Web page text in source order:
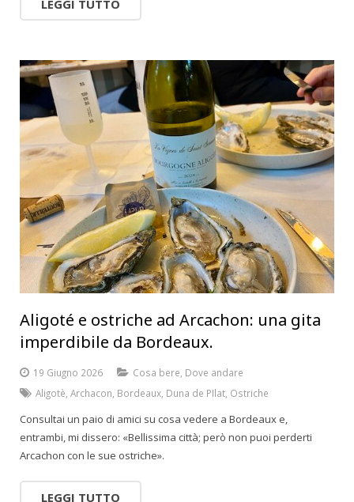
LEGGI TUTTO
Aligoté e ostriche ad Arcachon: una gita
imperdibile da Bordeaux.
19 Giugno 2026 Cosa bere, Dove andare
Aligotè, Archacon, Bordeaux, Duna de PIlat, Ostriche
Consultai un paio di amici su cosa vedere a Bordeaux e,
entrambi, mi dissero: «Bellissima città; però non puoi perderti
Arcachon con le sue ostriche».
LEGGI TUTTO